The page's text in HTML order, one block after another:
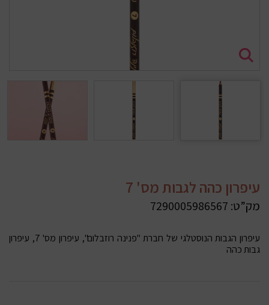
עיפרון כהה לגבות מס' 7
מק”ט: 7290005986567
עיפרון הגבות הנוסטלגי של חברת "פנינה רוזבלום", עיפרון מס' 7, עיפרון
גבות כהה